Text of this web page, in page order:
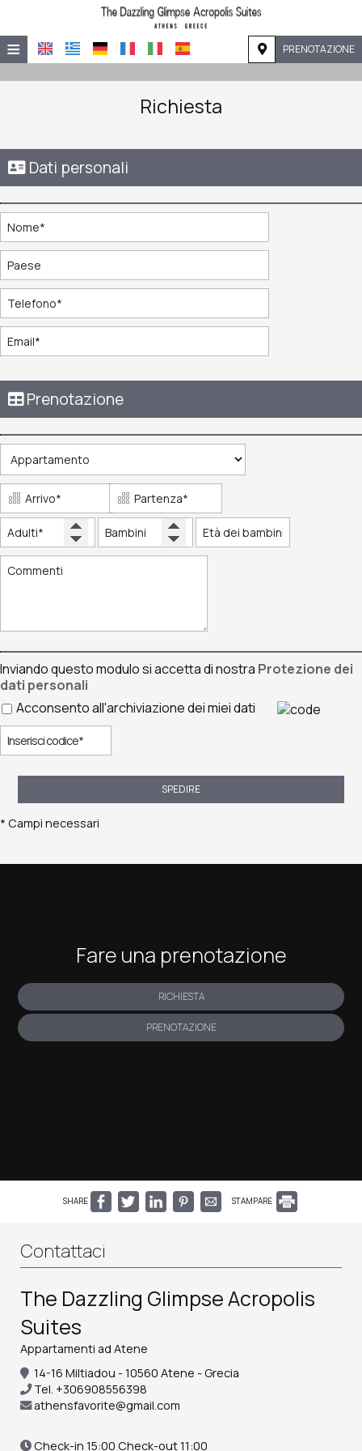
≡ PRENOTAZIONE
HOME
ALLOGGIO
SERVIZI
GALLERIA
RICHIESTA
CONTATTI
Richiesta
Dati personali
Prenotazione
Inviando questo modulo si accetta di nostra Protezione dei
dati personali
Acconsento all'archiviazione dei miei dati
SPEDIRE
* Campi necessari
Fare una prenotazione
RICHIESTA
PRENOTAZIONE
SHARE STAMPARE
Contattaci
The Dazzling Glimpse Acropolis
Suites
Appartamenti ad Atene
14-16 Miltiadou - 10560 Atene - Grecia
Tel. +306908556398
athensfavorite@gmail.com
Check-in 15:00 Check-out 11:00